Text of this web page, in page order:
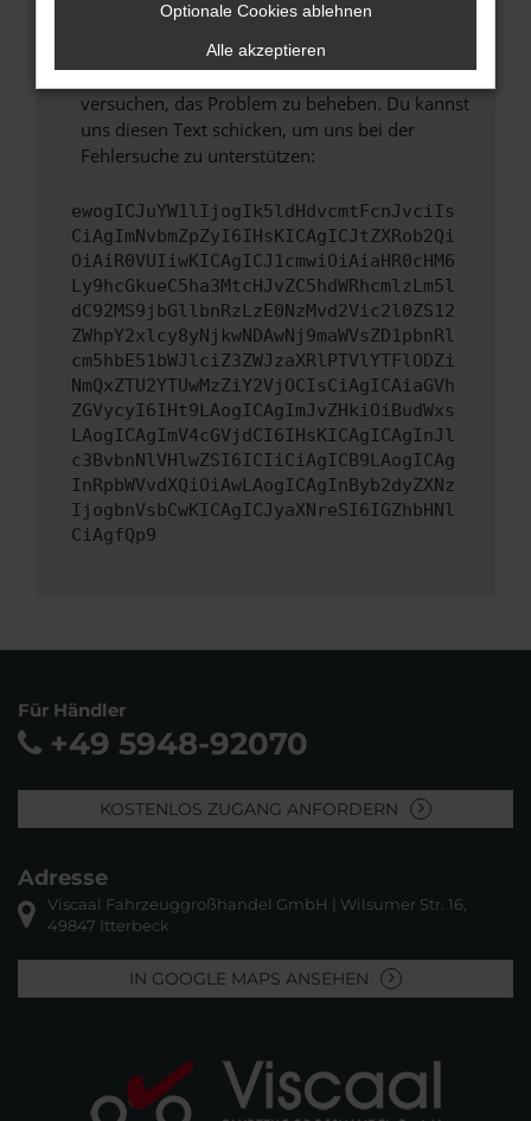
Wende dich an den Webseitenbetreiber.
Wenn du alle oben genannten Schritte versucht
hast, kontaktiere uns bitte. Wir werden
versuchen, das Problem zu beheben. Du kannst
uns diesen Text schicken, um uns bei der
Fehlersuche zu unterstützen:
ewogICJuYW1lIjogIk5ldHdvcmtFcnJvciIs
CiAgImNvbmZpZyI6IHsKICAgICJtZXRob2Qi
OiAiR0VUIiwKICAgICJ1cmwiOiAiaHR0cHM6
Ly9hcGkueC5ha3MtcHJvZC5hdWRhcmlzLm5l
dC92MS9jbGllbnRzLzE0NzMvd2Vic2l0ZS12
ZWhpY2xlcy8yNjkwNDAwNj9maWVsZD1pbnRl
cm5hbE51bWJlciZ3ZWJzaXRlPTVlYTFlODZi
NmQxZTU2YTUwMzZiY2VjOCIsCiAgICAiaGVh
ZGVycyI6IHt9LAogICAgImJvZHkiOiBudWxs
LAogICAgImV4cGVjdCI6IHsKICAgICAgInJl
c3BvbnNlVHlwZSI6ICIiCiAgICB9LAogICAg
InRpbWVvdXQiOiAwLAogICAgInByb2dyZXNz
IjogbnVsbCwKICAgICJyaXNreSI6IGZhbHNl
CiAgfQp9
Für Händler
+49 5948-92070
KOSTENLOS ZUGANG ANFORDERN
Adresse
Viscaal Fahrzeuggroßhandel GmbH | Wilsumer Str. 16,
49847 Itterbeck
IN GOOGLE MAPS ANSEHEN
Optionale Cookies ablehnen
Alle akzeptieren